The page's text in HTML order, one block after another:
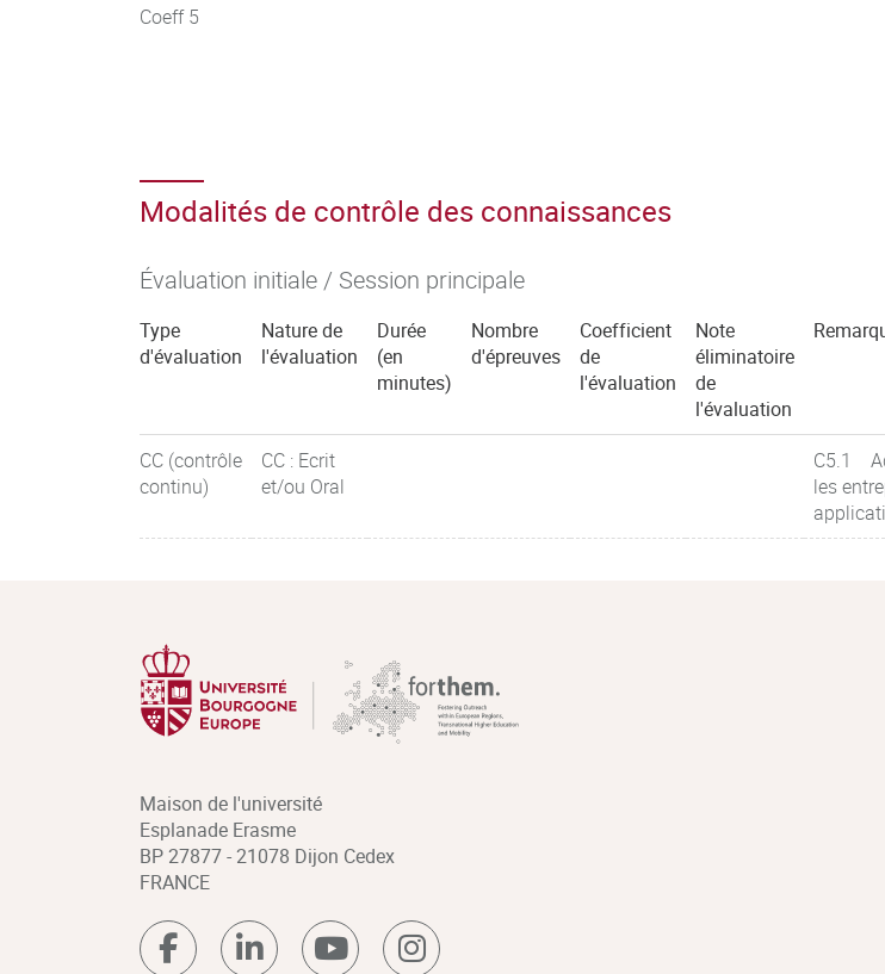
Coeff 5
Modalités de contrôle des connaissances
Évaluation initiale / Session principale
Type
d'évaluation
Nature de
l'évaluation
Durée
(en
minutes)
Nombre
d'épreuves
Coefficient
de
l'évaluation
Note
éliminatoire
de
l'évaluation
CC (contrôle
continu)
CC : Ecrit
et/ou Oral
C5.1
les
Maison de l'université
Esplanade Erasme
BP 27877 - 21078 Dijon Cedex
FRANCE